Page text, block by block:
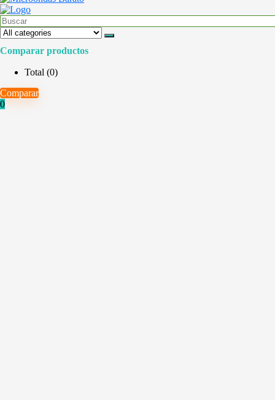
Comparar productos
Total (0)
Comparar
0